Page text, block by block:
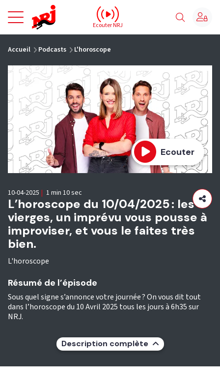
NRJ - Accueil
Ecouter NRJ
Accueil Podcasts L'horoscope
Ecouter
L’horoscope du 10/04/2025 : les
vierges, un imprévu vous pousse à
improviser, et vous le faites très
bien.
L'horoscope
10-04-2025 | 1 min 10 sec
Résumé de l’épisode
Sous quel signe s’annonce votre journée ? On vous dit tout
dans l’horoscope du 10 Avril 2025 tous les jours à 6h35 sur
NRJ.
Description complète